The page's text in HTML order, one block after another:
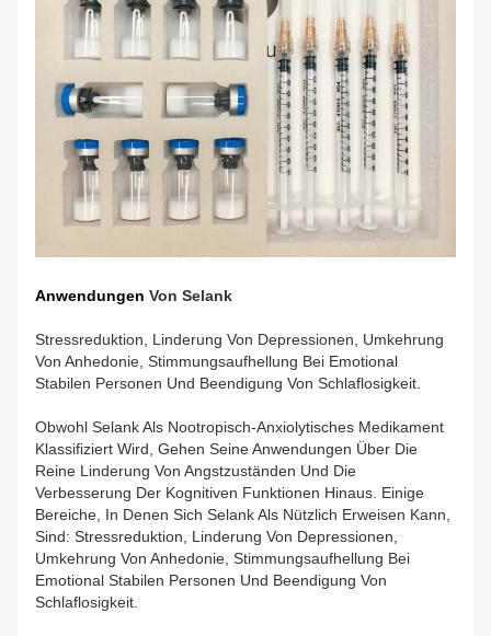
Anwendungen Von Selank
Stressreduktion, Linderung Von Depressionen, Umkehrung
Von Anhedonie, Stimmungsaufhellung Bei Emotional
Stabilen Personen Und Beendigung Von Schlaflosigkeit.
Obwohl Selank Als Nootropisch-Anxiolytisches Medikament
Klassifiziert Wird, Gehen Seine Anwendungen Über Die
Reine Linderung Von Angstzuständen Und Die
Verbesserung Der Kognitiven Funktionen Hinaus. Einige
Bereiche, In Denen Sich Selank Als Nützlich Erweisen Kann,
Sind: Stressreduktion, Linderung Von Depressionen,
Umkehrung Von Anhedonie, Stimmungsaufhellung Bei
Emotional Stabilen Personen Und Beendigung Von
Schlaflosigkeit.